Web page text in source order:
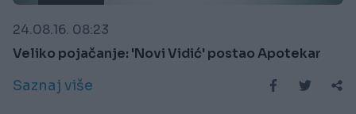
24.08.16. 08:23
Veliko pojačanje: 'Novi Vidić' postao Apotekar
Saznaj više